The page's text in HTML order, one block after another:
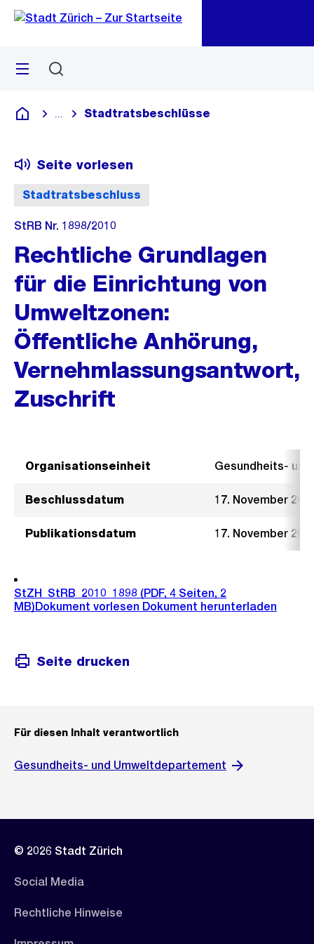
Navigation
Sprunglink
Menü
Deutsch
Blende alle Breadcrumbs ein
Stadtratsbeschlüsse
Stadtratsbeschluss
Seite vorlesen
StRB Nr. 1898/2010
Rechtliche Grundlagen
für die Einrichtung von
Umweltzonen:
Öffentliche Anhörung,
Vernehmlassungsantwort,
Zuschrift
Organisationseinheit Gesundheits-
Beschlussdatum 17. November
Publikationsdatum 17. November
StZH_StRB_2010_1898 (PDF, 4 Seiten, 2
MB)Dokument vorlesen Dokument herunterladen
Seite drucken
Für diesen Inhalt verantwortlich
Gesundheits- und Umweltdepartement
© 2026 Stadt Zürich
Social Media
Rechtliche Hinweise